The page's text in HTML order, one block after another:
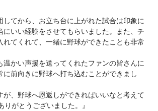
してから、お立ち台に上がれた試合は印象に
にいい経験をさせてもらいました。また、チ
れてくれて、一緒に野球ができたことも非常
温かい声援を送ってくれたファンの皆さんに
に前向きに野球へ打ち込むことができまし
が、野球へ恩返しができればいいなと考えて
がとうございました。』